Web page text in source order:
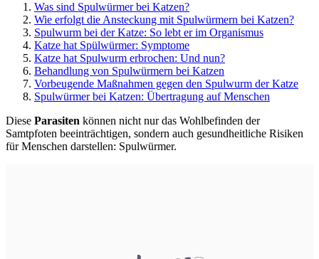
Was sind Spulwürmer bei Katzen?
Wie erfolgt die Ansteckung mit Spulwürmern bei Katzen?
Spulwurm bei der Katze: So lebt er im Organismus
Katze hat Spülwürmer: Symptome
Katze hat Spulwurm erbrochen: Und nun?
Behandlung von Spulwürmern bei Katzen
Vorbeugende Maßnahmen gegen den Spulwurm der Katze
Spulwürmer bei Katzen: Übertragung auf Menschen
Diese Parasiten können nicht nur das Wohlbefinden der
Samtpfoten beeinträchtigen, sondern auch gesundheitliche Risiken
für Menschen darstellen: Spulwürmer.